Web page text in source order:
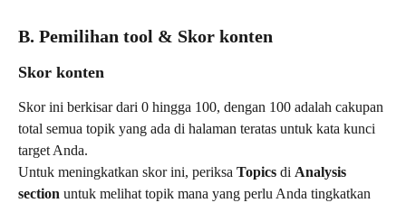
B. Pemilihan tool & Skor konten
Skor konten
Skor ini berkisar dari 0 hingga 100, dengan 100 adalah cakupan
total semua topik yang ada di halaman teratas untuk kata kunci
target Anda.
Untuk meningkatkan skor ini, periksa Topics di Analysis
section untuk melihat topik mana yang perlu Anda tingkatkan